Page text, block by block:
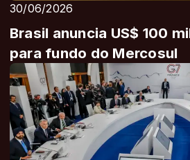
30/06/2026
Brasil anuncia US$ 100
para fundo do Mercosul